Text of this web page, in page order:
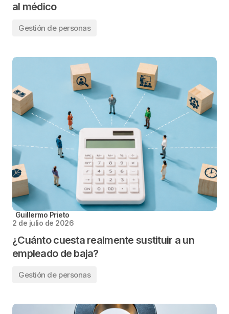
al médico
Gestión de personas
Guillermo Prieto
2 de julio de 2026
¿Cuánto cuesta realmente sustituir a un
empleado de baja?
Gestión de personas